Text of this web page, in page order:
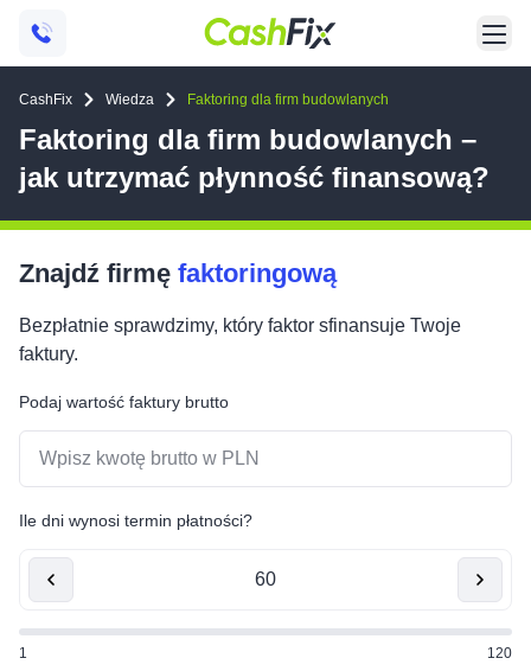
CashFix Wiedza Faktoring dla firm budowlanych
Faktoring dla firm budowlanych –
jak utrzymać płynność finansową?
Znajdź firmę faktoringową
Bezpłatnie sprawdzimy, który faktor sfinansuje Twoje
faktury.
Podaj wartość faktury brutto
Ile dni wynosi termin płatności?
1 120